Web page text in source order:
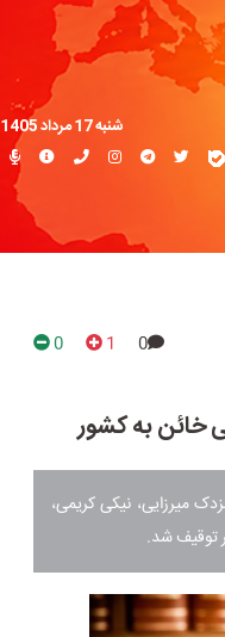
شنبه 17 مرداد 1405
0
1
0
خائن به کشور
میرزایی، نیکی کریمی،
توقیف شد.